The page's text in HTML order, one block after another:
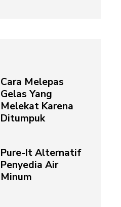
Cara Melepas
Gelas Yang
Melekat Karena
Ditumpuk
Pure-It Alternatif
Penyedia Air
Minum